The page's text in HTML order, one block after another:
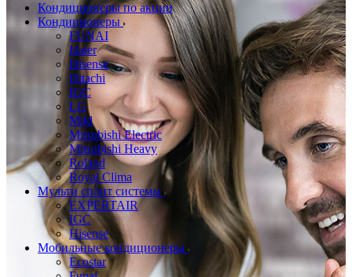
Кондиционеры по акции
Кондиционеры
FUNAI
Haier
Hisense
Hitachi
IGC
LG
Mild
Mitsubishi Electric
Mitsubishi Heavy
Roland
Royal Clima
Мульти сплит системы
EXPERTAIR
IGC
Hisense
Мобильные кондиционеры
Ecostar